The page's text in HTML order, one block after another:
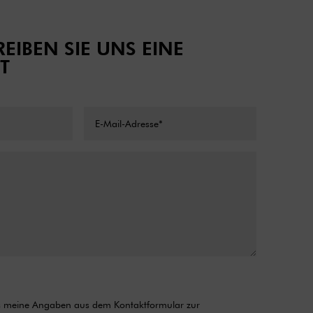
SIE UNS EINE
meine Angaben aus dem Kontaktformular zur